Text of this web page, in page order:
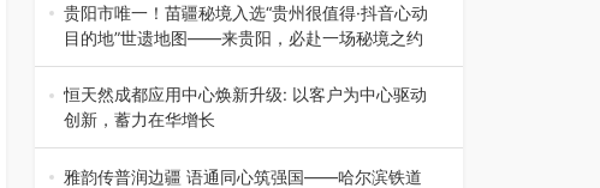
贵阳市唯一！苗疆秘境入选“贵州很值得·抖音心动
目的地”世遗地图——来贵阳，必赴一场秘境之约
2026年7月21日，2026年“贵州很值得”暨抖音“心
动目的地”（贵州站）主题…
恒天然成都应用中心焕新升级: 以客户为中心驱动
创新，蓄力在华增长
融合全球研发实力与本土洞察，深化客户共创，赋
能西南市场创新发展 （7月27日，成…
雅韵传普润边疆 语通同心筑强国——哈尔滨铁道